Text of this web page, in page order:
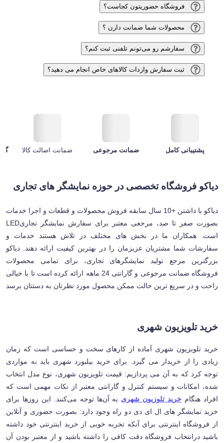
فروشگاه حضوریتون کجاست؟
ثبت سفارش واردات کالاهای خاص انجام می دهید؟
پشتیبانی کامل ضمانت مرجوعی ضمانت اصالت کالا
دیاکو فروشگاه تخصصی در حوزه نمایشگر های تجاری
دیاکو با داشتن +10 سال سابقه فروش محصولات و قطعات و اجرا خدمات
بصورت صفر تا صد، مرجعی معتبر برای سفارش نمایشگر تجاریLED
است. همکاران ما در بخش های مختلف در تلاش هستند خدمات و
سفارشات شما مشتریان عزیزمان را در بهترین کیفیت ارائه دهند. دیاکو
بزرگترین مرجع تولید نمایشگرهای تجاری، برای تمامی محصولات
فروشگاه ضمانت مرجوعی و گارانتی 24 ماهه ارائه کرده است تا با خیالی
راحت و در سریع ترین حالت ممکن محصول مورد نظرتان به دستتان برسد
خرید تلویزیون شهری
خرید تلویزیون شهری آماده از کارهای سخت و حساسی است که زمان
زیادی را از خریدار می گیرد. برای خرید بیلبورد شهری باید به مواردی
توجه کرد که به آن می پردازیم: قیمت تلویزیون شهری، نوع مدل انتخاب
شده، امکانات و سیستم کنترل و گارانتی معتبر از نکات مهمی است که
افراد هنگام خرید تلوزیون شهری به آن‌ها توجه می‌کنند. این روزها برای
خرید نمایشگر های ال ای دی دو راه وجود دارد: بصورت حضوری و آنلاین
از فروشگاه اینترنتی برای آنکه تجربه خوبی از خرید اینترنتی خود داشته
باشید درانتخاب فروشگاه دقت کافی را داشته باشید و از معتبر بودن آن